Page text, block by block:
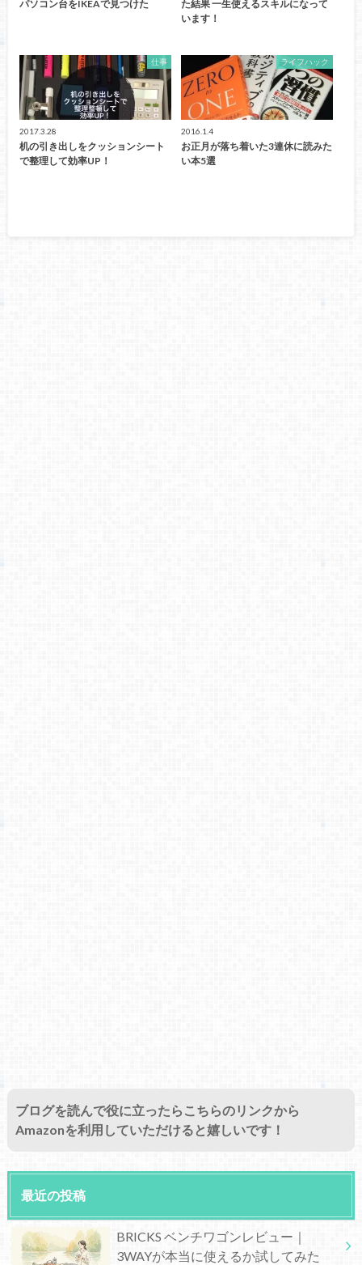
パソコン台をIKEAで見つけた
た結果 一生使えるスキルになって
います！
仕事
2017.3.28
机の引き出しをクッションシート
で整理して効率UP！
ライフハック
2016.1.4
お正月が落ち着いた3連休に読みた
い本5選
ブログを読んで役に立ったらこちらのリンクから
Amazonを利用していただけると嬉しいです！
最近の投稿
BRICKS ベンチワゴンレビュー｜
3WAYが本当に使えるか試してみた